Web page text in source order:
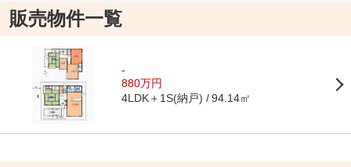
販売物件一覧
-
880万円
4LDK＋1S(納戸) 94.14㎡